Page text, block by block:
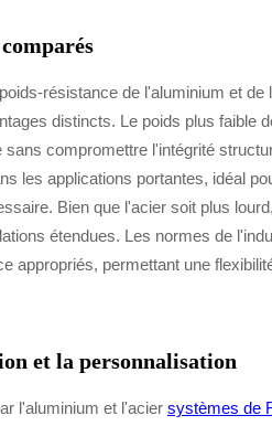
résistance de l'aluminium et de
distincts. Le poids plus faible
sans compromettre l'intégrité
les applications portantes, idéal
Bien que l'acier soit plus
étendues. Les normes de
appropriés, permettant une
et la personnalisation
l'aluminium et l'acier systèmes de